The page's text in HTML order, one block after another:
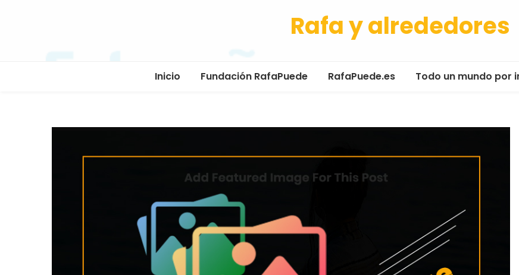
Rafa y alrededores
Inicio Fundación RafaPuede RafaPuede.es Todo un mundo por